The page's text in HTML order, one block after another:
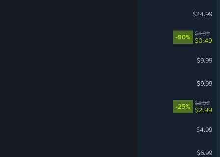
$24.99
-90%
$4.99
$0.49
$9.99
$9.99
-25%
$3.99
$2.99
$4.99
$6.99